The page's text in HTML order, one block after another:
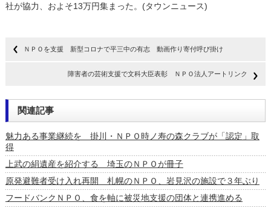
社が協力、およそ13万円集まった。(タウンニュース)
ＮＰＯを支援 新型コロナで平三中の有志 動画作り寄付呼び掛け
障害者の芸術支援で文科大臣表彰 ＮＰＯ法人アートリンク
関連記事
魅力ある事業継続を 掛川・ＮＰＯ時ノ寿の森クラブが「認定」取
得
上武の絹遺産を紹介する 埼玉のＮＰＯが冊子
原発避難者受け入れ再開 札幌のＮＰＯ、岩見沢の施設で３年ぶり
フードバンクＮＰＯ、食を軸に被災地支援の団体と連携進める